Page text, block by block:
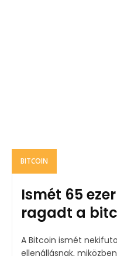
BITCOIN
Ismét 65
ragadt a
A Bitcoin ismét
ellenállásnak,